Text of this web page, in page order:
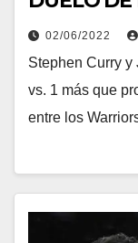
02/06/2022
Stephen Curry y
vs. 1 más que
entre los